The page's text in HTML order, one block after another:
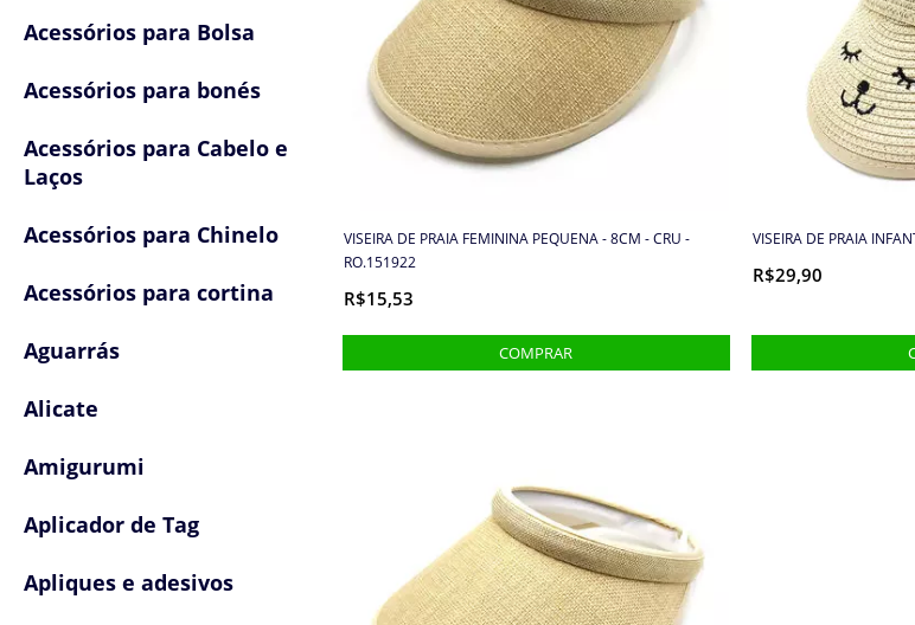
Acessórios para Bolsa
Acessórios para bonés
Acessórios para Cabelo e
Laços
Acessórios para Chinelo
Acessórios para cortina
Aguarrás
Alicate
Amigurumi
Aplicador de Tag
Apliques e adesivos
VISEIRA DE PRAIA FEMININA PEQUENA - 8CM - CRU -
RO.151922
R$15,53
VISEIRA DE PRAIA
R$29,90